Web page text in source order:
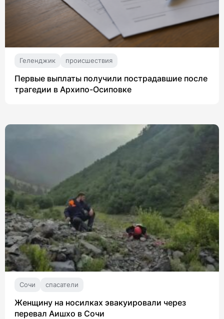
Геленджик происшествия
Первые выплаты получили пострадавшие после
трагедии в Архипо-Осиповке
Сочи спасатели
Женщину на носилках эвакуировали через
перевал Аишхо в Сочи